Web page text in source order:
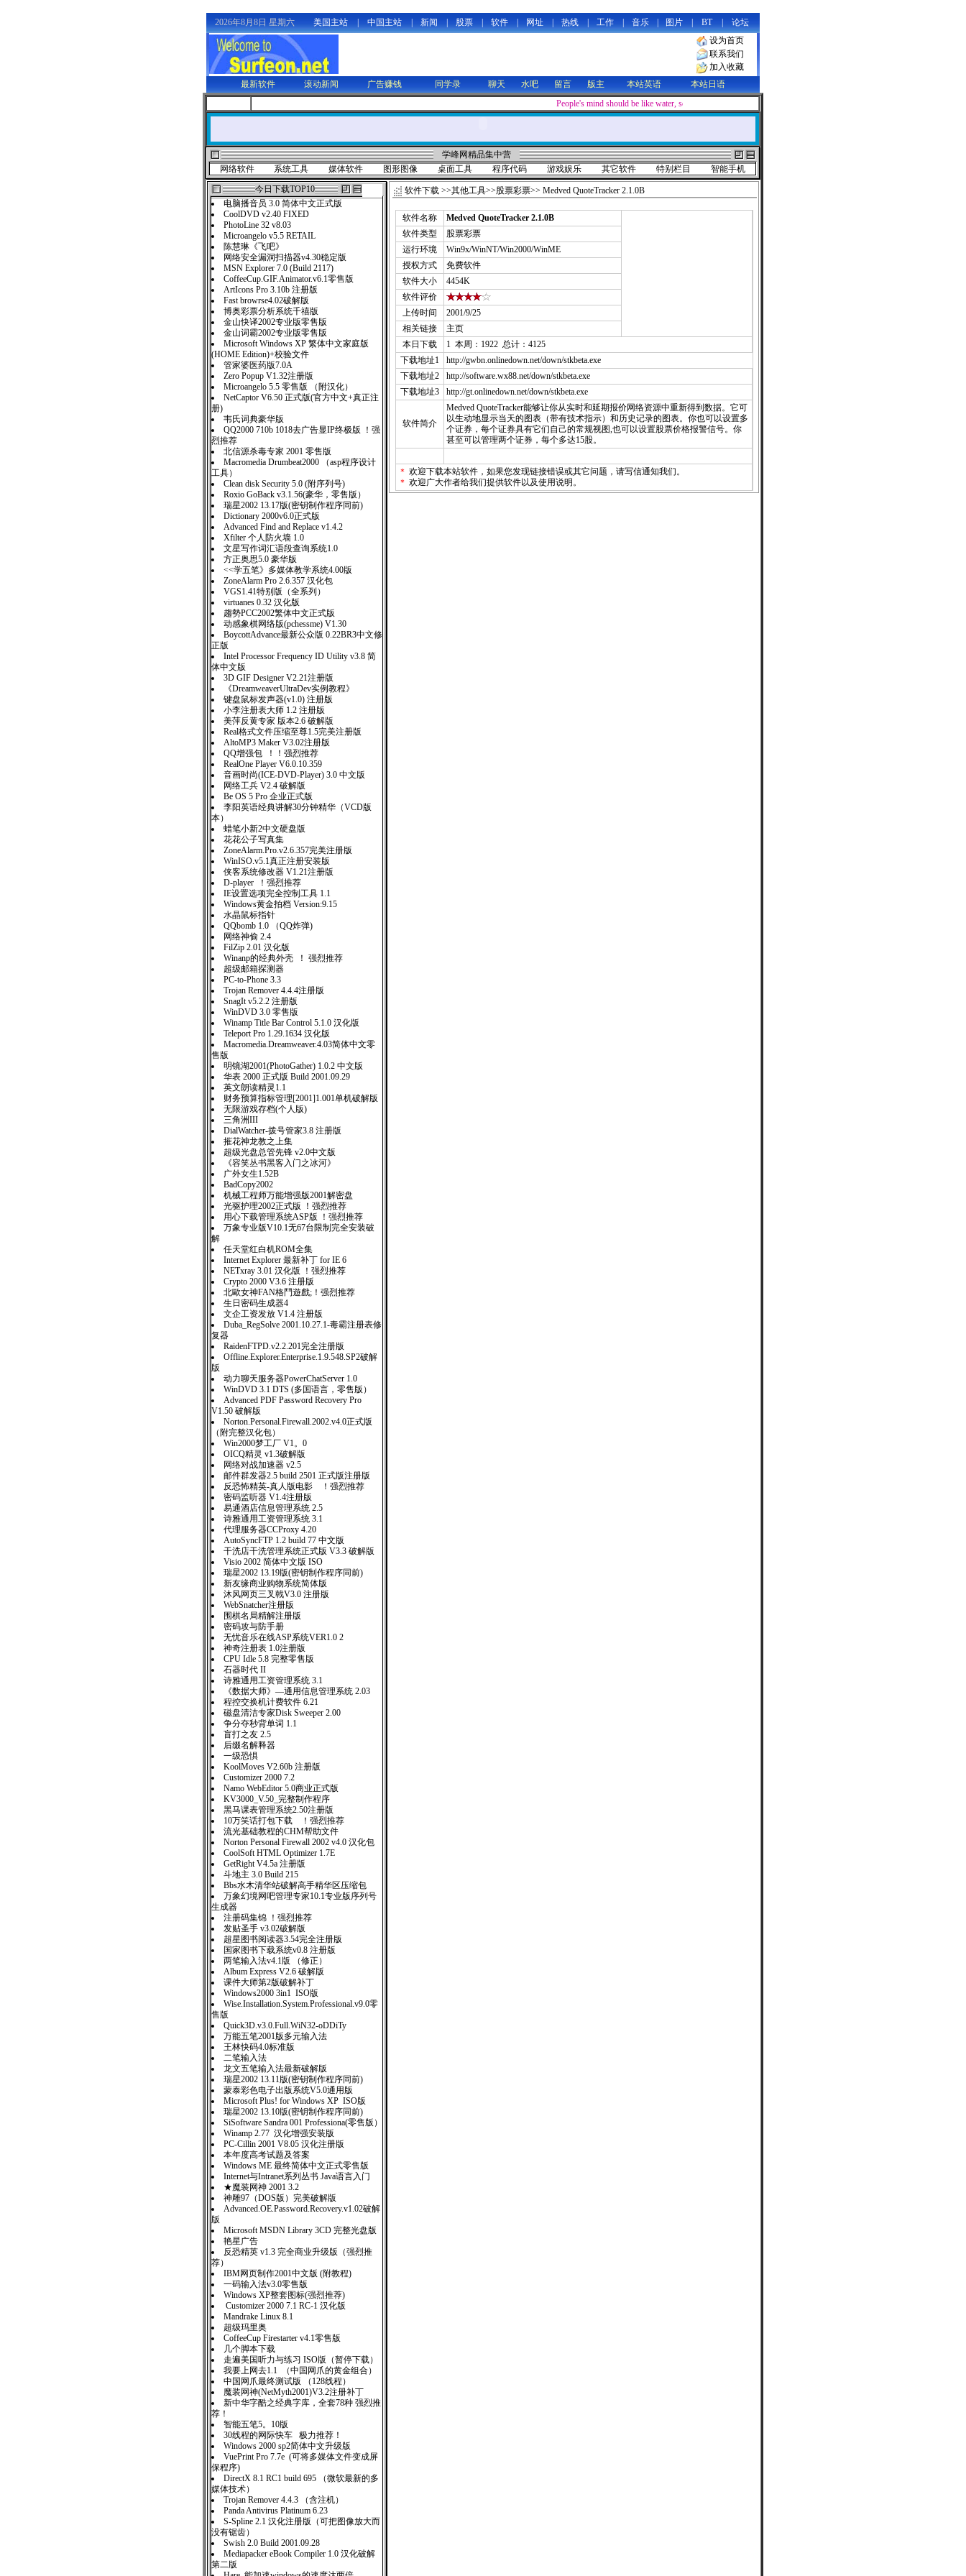
2026年8月8日 星期六 美国主站 中国主站 新闻 股票 软件 网址 热线 工作 音乐 图片 BT
论坛
设为首页
联系我们
加入收藏
最新软件
滚动新闻 广告赚钱 同学录 聊天 水吧 留言 版主 本站英语
本站日语
People's mind should be like water, soft and supple in appearance, yet containing limitless power that cannot be
学峰网精品集中营
网络软件
系统工具 媒体软件 图形图像 桌面工具 程序代码 游戏娱乐 其它软件 特别栏目
智能手机
今日下载TOP10
电脑播音员 3.0 简体中文正式版
CoolDVD v2.40 FIXED
PhotoLine 32 v8.03
Microangelo v5.5 RETAIL
陈慧琳《飞吧》
网络安全漏洞扫描器v4.30稳定版
MSN Explorer 7.0 (Build 2117)
CoffeeCup.GIF.Animator.v6.1零售版
ArtIcons Pro 3.10b 注册版
Fast browrse4.02破解版
博奥彩票分析系统千禧版
金山快译2002专业版零售版
金山词霸2002专业版零售版
Microsoft Windows XP 繁体中文家庭版
(HOME Edition)+校验文件
管家婆医药版7.0A
Zero Popup V1.32注册版
Microangelo 5.5 零售版 （附汉化）
NetCaptor V6.50 正式版(官方中文+真正注
册)
韦氏词典豪华版
QQ2000 710b 1018去广告显IP终极版 ！强
烈推荐
北信源杀毒专家 2001 零售版
Macromedia Drumbeat2000 （asp程序设计
工具）
Clean disk Security 5.0 (附序列号)
Roxio GoBack v3.1.56(豪华，零售版）
瑞星2002 13.17版(密钥制作程序同前)
Dictionary 2000v6.0正式版
Advanced Find and Replace v1.4.2
Xfilter 个人防火墙 1.0
文星写作词汇语段查询系统1.0
方正奥思5.0 豪华版
<<学五笔》多媒体教学系统4.00版
ZoneAlarm Pro 2.6.357 汉化包
VGS1.41特别版（全系列）
virtuanes 0.32 汉化版
趨勢PCC2002繁体中文正式版
动感象棋网络版(pchessme) V1.30
BoycottAdvance最新公众版 0.22BR3中文修
正版
Intel Processor Frequency ID Utility v3.8 简
体中文版
3D GIF Designer V2.21注册版
《DreamweaverUltraDev实例教程》
键盘鼠标发声器(v1.0) 注册版
小李注册表大师 1.2 注册版
美萍反黄专家 版本2.6 破解版
Real格式文件压缩至尊1.5完美注册版
AltoMP3 Maker V3.02注册版
QQ增强包 ！！强烈推荐
RealOne Player V6.0.10.359
音画时尚(ICE-DVD-Player) 3.0 中文版
网络工兵 V2.4 破解版
Be OS 5 Pro 企业正式版
李阳英语经典讲解30分钟精华（VCD版
本）
蜡笔小新2中文硬盘版
花花公子写真集
ZoneAlarm.Pro.v2.6.357完美注册版
WinISO.v5.1真正注册安装版
侠客系统修改器 V1.21注册版
D-player ！强烈推荐
IE设置选项完全控制工具 1.1
Windows黄金拍档 Version:9.15
水晶鼠标指针
QQbomb 1.0 （QQ炸弹)
网络神偷 2.4
FilZip 2.01 汉化版
Winanp的经典外壳 ！ 强烈推荐
超级邮箱探测器
PC-to-Phone 3.3
Trojan Remover 4.4.4注册版
SnagIt v5.2.2 注册版
WinDVD 3.0 零售版
Winamp Title Bar Control 5.1.0 汉化版
Teleport Pro 1.29.1634 汉化版
Macromedia.Dreamweaver.4.03简体中文零
售版
明镜湖2001(PhotoGather) 1.0.2 中文版
华表 2000 正式版 Build 2001.09.29
英文朗读精灵1.1
财务预算指标管理[2001]1.001单机破解版
无限游戏存档(个人版)
三角洲III
DialWatcher-拨号管家3.8 注册版
摧花神龙教之上集
超级光盘总管先锋 v2.0中文版
《容笑丛书黑客入门之冰河》
广外女生1.52B
BadCopy2002
机械工程师万能增强版2001解密盘
光驱护理2002正式版 ！强烈推荐
用心下载管理系统ASP版 ！强烈推荐
万象专业版V10.1无67台限制完全安装破
解
任天堂红白机ROM全集
Internet Explorer 最新补丁 for IE 6
NETxray 3.01 汉化版 ！强烈推荐
Crypto 2000 V3.6 注册版
北歐女神FAN格鬥遊戲;！强烈推荐
生日密码生成器4
文企工资发放 V1.4 注册版
Duba_RegSolve 2001.10.27.1-毒霸注册表修
复器
RaidenFTPD.v2.2.201完全注册版
Offline.Explorer.Enterprise.1.9.548.SP2破解
版
动力聊天服务器PowerChatServer 1.0
WinDVD 3.1 DTS (多国语言，零售版）
Advanced PDF Password Recovery Pro
V1.50 破解版
Norton.Personal.Firewall.2002.v4.0正式版
（附完整汉化包）
Win2000梦工厂 V1。0
OICQ精灵 v1.3破解版
网络对战加速器 v2.5
邮件群发器2.5 build 2501 正式版注册版
反恐怖精英-真人版电影 ！强烈推荐
密码监听器 V1.4注册版
易通酒店信息管理系统 2.5
诗雅通用工资管理系统 3.1
代理服务器CCProxy 4.20
AutoSyncFTP 1.2 build 77 中文版
干洗店干洗管理系统正式版 V3.3 破解版
Visio 2002 简体中文版 ISO
瑞星2002 13.19版(密钥制作程序同前)
新友缘商业购物系统简体版
沐风网页三叉戟V3.0 注册版
WebSnatcher注册版
围棋名局精解注册版
密码攻与防手册
无忧音乐在线ASP系统VER1.0 2
神奇注册表 1.0注册版
CPU Idle 5.8 完整零售版
石器时代 II
诗雅通用工资管理系统 3.1
《数据大师》—通用信息管理系统 2.03
程控交换机计费软件 6.21
磁盘清洁专家Disk Sweeper 2.00
争分夺秒背单词 1.1
盲打之友 2.5
后缀名解释器
一级恐惧
KoolMoves V2.60b 注册版
Customizer 2000 7.2
Namo WebEditor 5.0商业正式版
KV3000_V.50_完整制作程序
黑马课表管理系统2.50注册版
10万笑话打包下载 ！强烈推荐
流光基础教程的CHM帮助文件
Norton Personal Firewall 2002 v4.0 汉化包
CoolSoft HTML Optimizer 1.7E
GetRight V4.5a 注册版
斗地主 3.0 Build 215
Bbs水木清华站破解高手精华区压缩包
万象幻境网吧管理专家10.1专业版序列号
生成器
注册码集锦 ！强烈推荐
发贴圣手 v3.02破解版
超星图书阅读器3.54完全注册版
国家图书下载系统v0.8 注册版
两笔输入法v4.1版 （修正）
Album Express V2.6 破解版
课件大师第2版破解补丁
Windows2000 3in1 ISO版
Wise.Installation.System.Professional.v9.0零
售版
Quick3D.v3.0.Full.WiN32-oDDiTy
万能五笔2001版多元输入法
王林快码4.0标准版
二笔输入法
龙文五笔输入法最新破解版
瑞星2002 13.11版(密钥制作程序同前)
蒙泰彩色电子出版系统V5.0通用版
Microsoft Plus! for Windows XP ISO版
瑞星2002 13.10版(密钥制作程序同前)
SiSoftware Sandra 001 Professiona(零售版）
Winamp 2.77 汉化增强安装版
PC-Cillin 2001 V8.05 汉化注册版
本年度高考试题及答案
Windows ME 最终简体中文正式零售版
Internet与Intranet系列丛书 Java语言入门
★魔装网神 2001 3.2
神雕97（DOS版）完美破解版
Advanced.OE.Password.Recovery.v1.02破解
版
Microsoft MSDN Library 3CD 完整光盘版
艳星广告
反恐精英 v1.3 完全商业升级版（强烈推
荐）
IBM网页制作2001中文版 (附教程)
一码输入法v3.0零售版
Windows XP整套图标(强烈推荐)
Customizer 2000 7.1 RC-1 汉化版
Mandrake Linux 8.1
超级玛里奥
CoffeeCup Firestarter v4.1零售版
几个脚本下载
走遍美国听力与练习 ISO版（暂停下载）
我要上网去1.1 （中国网爪的黄金组合）
中国网爪最终测试版 （128线程）
魔装网神(NetMyth2001)V3.2注册补丁
新中华字酷之经典字库，全套78种 强烈推
荐！
智能五笔5。10版
30线程的网际快车 极力推荐！
Windows 2000 sp2简体中文升级版
VuePrint Pro 7.7e (可将多媒体文件变成屏
保程序)
DirectX 8.1 RC1 build 695 （微软最新的多
媒体技术）
Trojan Remover 4.4.3 （含注机）
Panda Antivirus Platinum 6.23
S-Spline 2.1 汉化注册版（可把图像放大而
没有锯齿）
Swish 2.0 Build 2001.09.28
Mediapacker eBook Compiler 1.0 汉化破解
第二版
软件下载 >>其他工具>>股票彩票>> Medved QuoteTracker 2.1.0B
软件名称
Medved QuoteTracker 2.1.0B
软件类型
股票彩票
运行环境
Win9x/WinNT/Win2000/WinME
授权方式
免费软件
软件大小
4454K
软件评价
上传时间
2001/9/25
相关链接
主页
本日下载
1 本周：1922 总计：4125
下载地址1
http://gwbn.onlinedown.net/down/stkbeta.exe
下载地址2
http://software.wx88.net/down/stkbeta.exe
下载地址3
http://gt.onlinedown.net/down/stkbeta.exe
软件简介
Medved QuoteTracker能够让你从实时和延期报价网络资源中重新得到数据。它可
以生动地显示当天的图表（带有技术指示）和历史记录的图表。你也可以设置多
个证券，每个证券具有它们自己的常规视图,也可以设置股票价格报警信号。你
甚至可以管理两个证券，每个多达15股。
＊ 欢迎下载本站软件，如果您发现链接错误或其它问题，请写信通知我们。
＊ 欢迎广大作者给我们提供软件以及使用说明。